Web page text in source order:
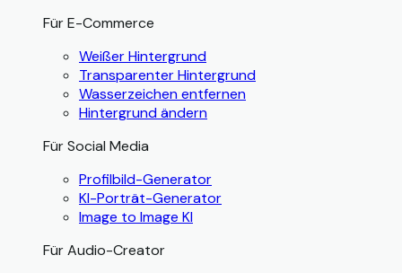
Für E-Commerce
Weißer Hintergrund
Transparenter Hintergrund
Wasserzeichen entfernen
Hintergrund ändern
Für Social Media
Profilbild-Generator
KI-Porträt-Generator
Image to Image KI
Für Audio-Creator